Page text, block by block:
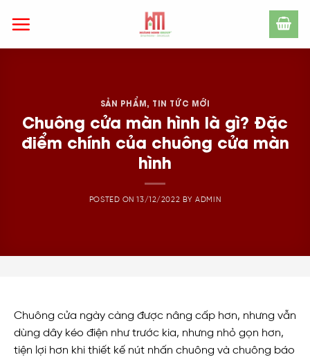
SẢN PHẨM, TIN TỨC MỚI
Chuông cửa màn hình là gì? Đặc
điểm chính của chuông cửa màn
hình
POSTED ON13/12/2022 BYADMIN
Chuông cửa ngày càng được nâng cấp hơn, nhưng vẫn
dùng dây kéo điện như trước kia, nhưng nhỏ gọn hơn,
tiện lợi hơn khi thiết kế nút nhấn chuông và chuông báo